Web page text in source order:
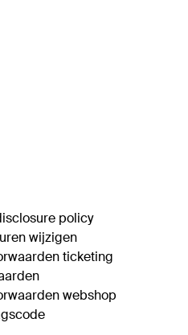
policy
wijzigen
ticketing
webshop